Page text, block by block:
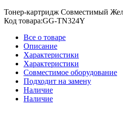
Тонер-картридж Совместимый
Код товара:GG-TN324Y
Все о товаре
Описание
Характеристики
Характеристики
Совместимое оборудование
Подходит на замену
Наличие
Наличие